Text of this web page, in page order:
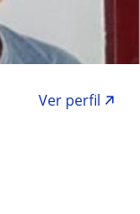
Ver perfil